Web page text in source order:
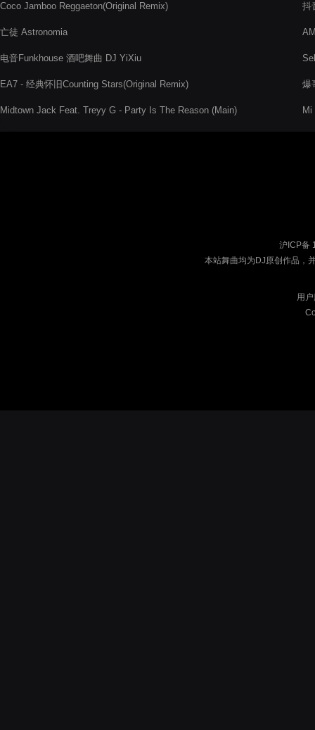
Coco Jamboo Reggaeton(Original Remix)
亡徒 Astronomia
电音Funkhouse 酒吧舞曲 DJ YiXiu
EA7 - 经典怀旧Counting Stars(Original Remix)
Midtown Jack Feat. Treyy G - Party Is The Reason (Main)
抖
爆
沪ICP备
本站舞曲均为DJ原创作品，
用